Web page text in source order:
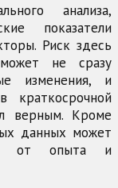
анализа,
показатели
Риск здесь
не сразу
изменения, и
верным. Кроме
данных может
от опыта и